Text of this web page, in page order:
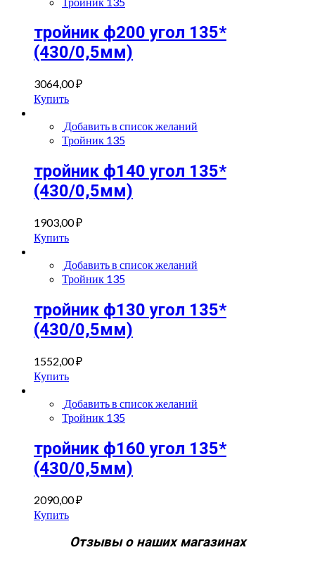
тройник ф200 угол 135*
(430/0,5мм)
3064,00₽
Купить
Добавить в список желаний
Тройник 135
тройник ф140 угол 135*
(430/0,5мм)
1903,00₽
Купить
Добавить в список желаний
Тройник 135
тройник ф130 угол 135*
(430/0,5мм)
1552,00₽
Купить
Добавить в список желаний
Тройник 135
тройник ф160 угол 135*
(430/0,5мм)
2090,00₽
Купить
Отзывы о наших магазинах